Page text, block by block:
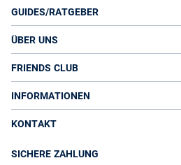
GUIDES/RATGEBER
ÜBER UNS
FRIENDS CLUB
INFORMATIONEN
KONTAKT
SICHERE ZAHLUNG